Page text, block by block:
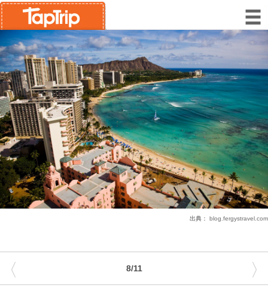
出典： blog.fergystravel.com
8/11
〈 〉